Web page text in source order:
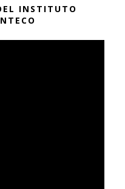
INSTITUTO